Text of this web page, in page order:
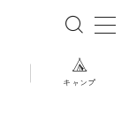
キャンプ